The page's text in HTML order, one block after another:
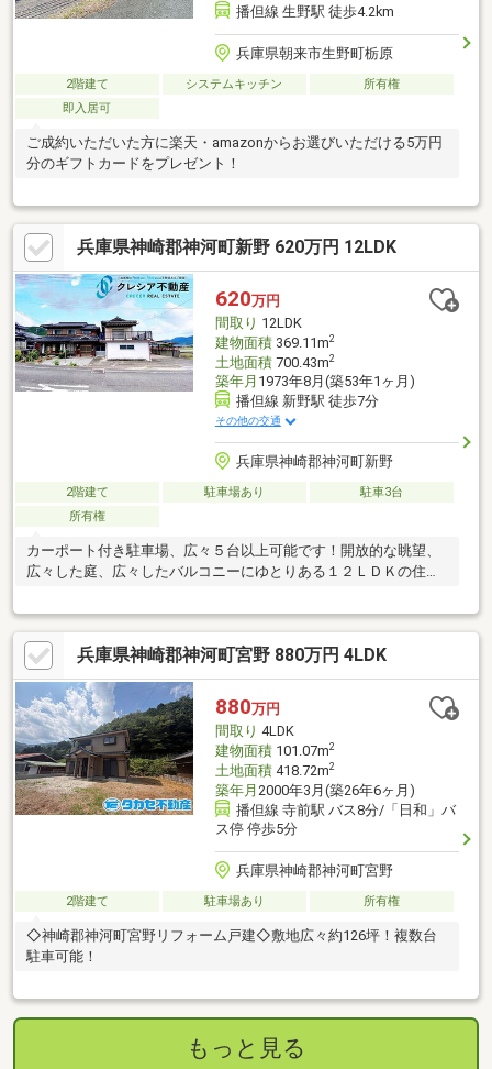
播但線 生野駅 徒歩4.2km
兵庫県朝来市生野町栃原
2階建て システムキッチン
所有権
即入居可
ご成約いただいた方に楽天・amazonからお選びいただける5万円
分のギフトカードをプレゼント！
兵庫県神崎郡神河町新野 620万円 12LDK
620万円
間取り 12LDK
建物面積369.11m2
土地面積700.43m2
築年月 1973年8月(築53年1ヶ月)
播但線 新野駅 徒歩7分
その他の交通
兵庫県神崎郡神河町新野
2階建て 駐車場あり
駐車3台
所有権
カーポート付き駐車場、広々５台以上可能です！開放的な眺望、
広々した庭、広々したバルコニーにゆとりある１２ＬＤＫの住宅
兵庫県神崎郡神河町宮野 880万円 4LDK
880万円
間取り 4LDK
建物面積101.07m2
土地面積418.72m2
築年月 2000年3月(築26年6ヶ月)
播但線 寺前駅 バス8分/「日和」バ
ス停 停歩5分
兵庫県神崎郡神河町宮野
2階建て 駐車場あり 所有権
◇神崎郡神河町宮野リフォーム戸建◇敷地広々約126坪！複数台
駐車可能！
もっと見る